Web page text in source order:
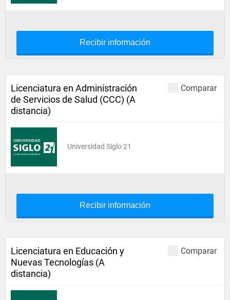
Recibir información
Comparar
Licenciatura en Administración
de Servicios de Salud (CCC) (A
distancia)
Universidad Siglo 21
Recibir información
Comparar
Licenciatura en Educación y
Nuevas Tecnologías (A
distancia)